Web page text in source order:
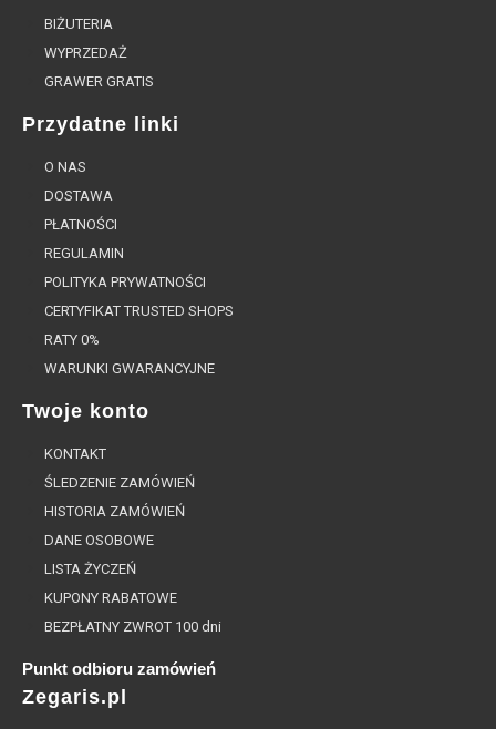
BIŻUTERIA
WYPRZEDAŻ
GRAWER GRATIS
Przydatne linki
O NAS
DOSTAWA
PŁATNOŚCI
REGULAMIN
POLITYKA PRYWATNOŚCI
CERTYFIKAT TRUSTED SHOPS
RATY 0%
WARUNKI GWARANCYJNE
Twoje konto
KONTAKT
ŚLEDZENIE ZAMÓWIEŃ
HISTORIA ZAMÓWIEŃ
DANE OSOBOWE
LISTA ŻYCZEŃ
KUPONY RABATOWE
BEZPŁATNY ZWROT 100 dni
Punkt odbioru zamówień
Zegaris.pl